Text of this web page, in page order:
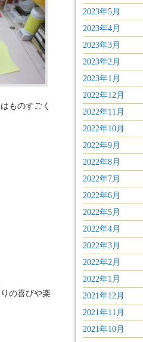
ものすごく
の喜びや楽
2023年5月
2023年4月
2023年3月
2023年2月
2023年1月
2022年12月
2022年11月
2022年10月
2022年9月
2022年8月
2022年7月
2022年6月
2022年5月
2022年4月
2022年3月
2022年2月
2022年1月
2021年12月
2021年11月
2021年10月